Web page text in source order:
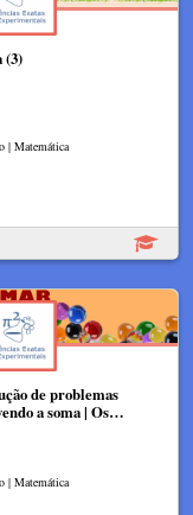
(3)
| Matemática
de problemas
a soma | Os…
| Matemática